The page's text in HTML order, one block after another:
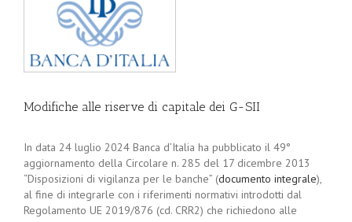
Modifiche alle riserve di capitale dei G-SII
In data 24 luglio 2024 Banca d’Italia ha pubblicato il 49°
aggiornamento della Circolare n. 285 del 17 dicembre 2013
“Disposizioni di vigilanza per le banche” (documento integrale),
al fine di integrarle con i riferimenti normativi introdotti dal
Regolamento UE 2019/876 (cd. CRR2) che richiedono alle